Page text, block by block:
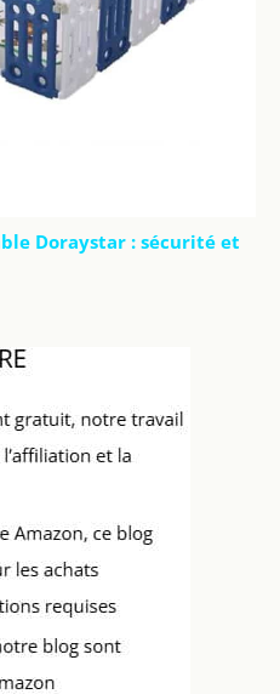
Doraystar : sécurité et